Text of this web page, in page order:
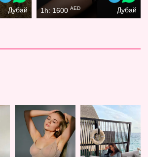
Дубай 1h: 1600AED Дубай